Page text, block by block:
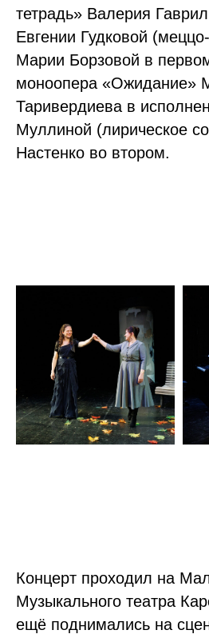
тетрадь» Валерия
Евгении Гудковой
Марии Борзовой в
моноопера «Ожидание»
Таривердиева в
Муллиной (лирическое
Настенко во втором.
Концерт проходил на
Музыкального театра
ещё поднимались на